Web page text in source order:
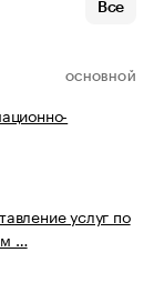
Все
ОСНОВНОЙ
услуг по
…